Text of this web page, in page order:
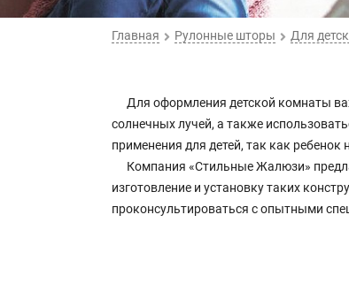
Главная Рулонные шторы Для
Для оформления детской комнаты
солнечных лучей, а также
применения для детей, так как ребенок
Компания «Стильные Жалюзи»
изготовление и установку таких
проконсультироваться с опытными